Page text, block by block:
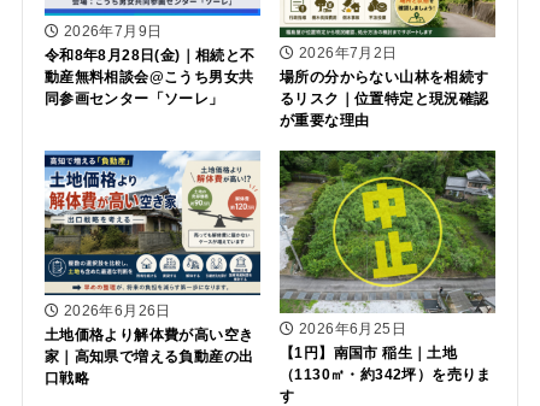
2026年7月9日
令和8年8月28日(金)｜相続と不
動産無料相談会@こうち男女共
同参画センター「ソーレ」
2026年7月2日
場所の分からない山林を相続す
るリスク｜位置特定と現況確認
が重要な理由
2026年6月26日
土地価格より解体費が高い空き
家｜高知県で増える負動産の出
口戦略
2026年6月25日
【1円】南国市 稲生｜土地
（1130㎡・約342坪）を売りま
す